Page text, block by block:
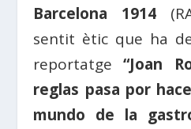
Barcelona 1914
sentit ètic que ha
reportatge“Joan
reglas pasa por
mundo de la